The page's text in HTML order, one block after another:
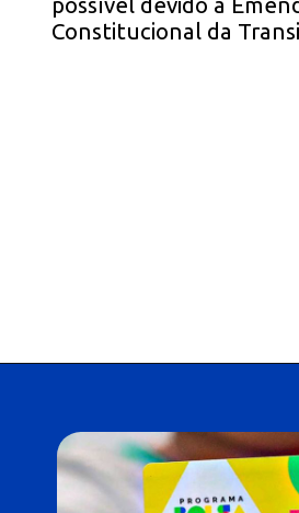
Constitucional da